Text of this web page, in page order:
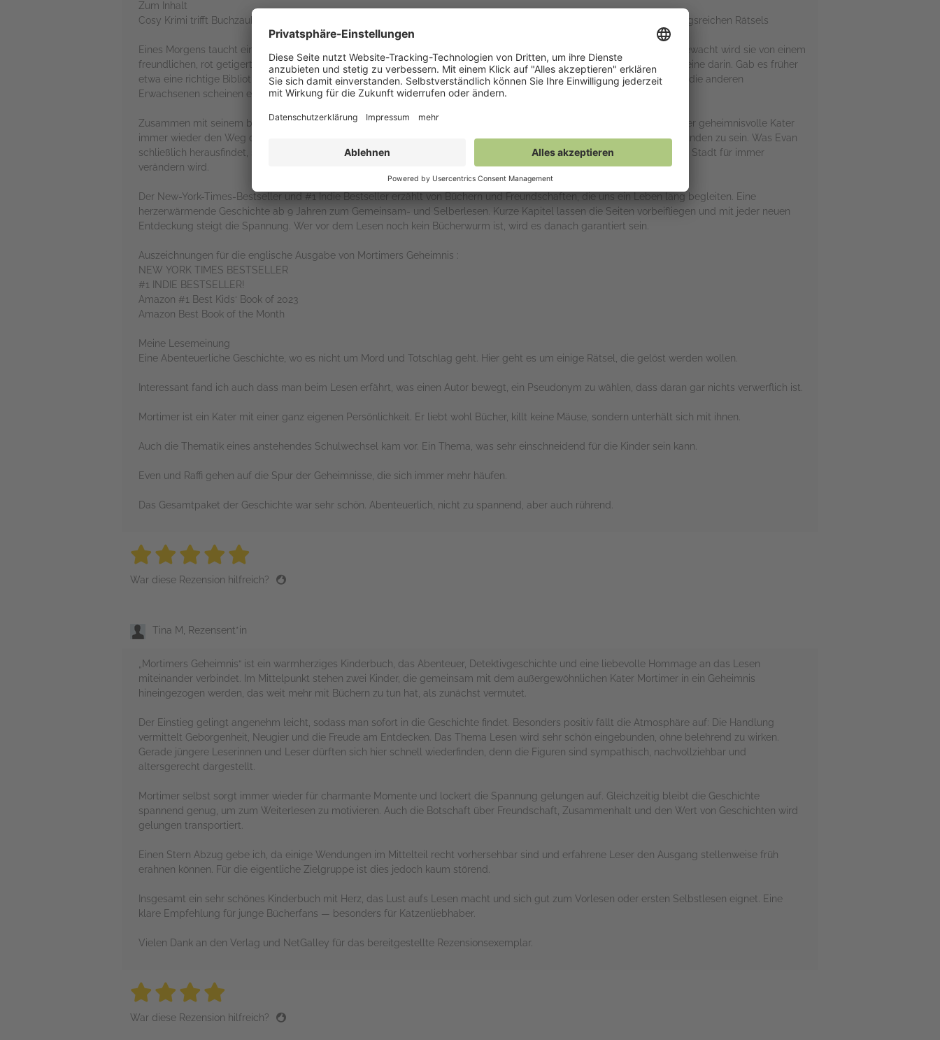
Zum Inhalt
Cosy Krimi trifft Buchzauber: Auf den Spuren eines geheimnisvollen Katers, einer Geisterbibliothekarin und eines wendungsreichen Rätsels
Eines Morgens taucht ein Schränkchen mit gebrauchten Büchern vor Evans Schule auf – eine kleine Freiluftbibliothek! Bewacht wird sie von einem
freundlichen, rot getigerten Kater namens Mortimer. Evan nimmt zwei Bücher mit nach Hause und findet alte Ausleihscheine darin. Gab es früher
etwa eine richtige Bibliothek in der Stadt? Warum ist sie nicht mehr da? Evans Vater weicht seinen Fragen aus und auch die anderen
Erwachsenen scheinen etwas zu verbergen.
Zusammen mit seinem besten Freund Rafi begibt sich Evan auf die Spur der verschwundenen Bibliothek. Dabei kreuzt der geheimnisvolle Kater
immer wieder den Weg der beiden. Mortimer scheint auf ganz besondere Weise mit der Geschichte der Bibliothek verbunden zu sein. Was Evan
schließlich herausfindet, stellt nicht nur sein eigenes Leben auf den Kopf, es bringt auch eine Wahrheit ans Licht, die ihre Stadt für immer
verändern wird.
Der New-York-Times-Bestseller und #1 Indie Bestseller erzählt von Büchern und Freundschaften, die uns ein Leben lang begleiten. Eine
herzerwärmende Geschichte ab 9 Jahren zum Gemeinsam- und Selberlesen. Kurze Kapitel lassen die Seiten vorbeifliegen und mit jeder neuen
Entdeckung steigt die Spannung. Wer vor dem Lesen noch kein Bücherwurm ist, wird es danach garantiert sein.
Auszeichnungen für die englische Ausgabe von Mortimers Geheimnis :
NEW YORK TIMES BESTSELLER
#1 INDIE BESTSELLER!
Amazon #1 Best Kids‘ Book of 2023
Amazon Best Book of the Month
Meine Lesemeinung
Eine Abenteuerliche Geschichte, wo es nicht um Mord und Totschlag geht. Hier geht es um einige Rätsel, die gelöst werden wollen.
Interessant fand ich auch dass man beim Lesen erfährt, was einen Autor bewegt, ein Pseudonym zu wählen, dass daran gar nichts verwerflich ist.
Mortimer ist ein Kater mit einer ganz eigenen Persönlichkeit. Er liebt wohl Bücher, killt keine Mäuse, sondern unterhält sich mit ihnen.
Auch die Thematik eines anstehendes Schulwechsel kam vor. Ein Thema, was sehr einschneidend für die Kinder sein kann.
Even und Raffi gehen auf die Spur der Geheimnisse, die sich immer mehr häufen.
Das Gesamtpaket der Geschichte war sehr schön. Abenteuerlich, nicht zu spannend, aber auch rührend.
5 stars
5 stars
5 stars
5 stars
War diese Rezension hilfreich?
Tina M, Rezensent*in
„Mortimers Geheimnis“ ist ein warmherziges Kinderbuch, das Abenteuer, Detektivgeschichte und eine liebevolle Hommage an das Lesen
miteinander verbindet. Im Mittelpunkt stehen zwei Kinder, die gemeinsam mit dem außergewöhnlichen Kater Mortimer in ein Geheimnis
hineingezogen werden, das weit mehr mit Büchern zu tun hat, als zunächst vermutet.
Der Einstieg gelingt angenehm leicht, sodass man sofort in die Geschichte findet. Besonders positiv fällt die Atmosphäre auf: Die Handlung
vermittelt Geborgenheit, Neugier und die Freude am Entdecken. Das Thema Lesen wird sehr schön eingebunden, ohne belehrend zu wirken.
Gerade jüngere Leserinnen und Leser dürften sich hier schnell wiederfinden, denn die Figuren sind sympathisch, nachvollziehbar und
altersgerecht dargestellt.
Mortimer selbst sorgt immer wieder für charmante Momente und lockert die Spannung gelungen auf. Gleichzeitig bleibt die Geschichte
spannend genug, um zum Weiterlesen zu motivieren. Auch die Botschaft über Freundschaft, Zusammenhalt und den Wert von Geschichten wird
gelungen transportiert.
Einen Stern Abzug gebe ich, da einige Wendungen im Mittelteil recht vorhersehbar sind und erfahrene Leser den Ausgang stellenweise früh
erahnen können. Für die eigentliche Zielgruppe ist dies jedoch kaum störend.
Insgesamt ein sehr schönes Kinderbuch mit Herz, das Lust aufs Lesen macht und sich gut zum Vorlesen oder ersten Selbstlesen eignet. Eine
klare Empfehlung für junge Bücherfans — besonders für Katzenliebhaber.
Vielen Dank an den Verlag und NetGalley für das bereitgestellte Rezensionsexemplar.
4 stars
4 stars
4 stars
War diese Rezension hilfreich?